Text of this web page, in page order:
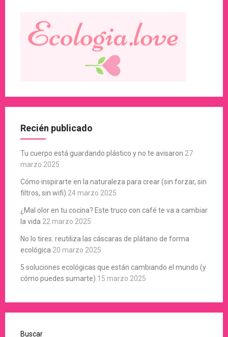
Recién publicado
Tu cuerpo está guardando plástico y no te avisaron 27
marzo 2025
Cómo inspirarte en la naturaleza para crear (sin forzar, sin
filtros, sin wifi) 24 marzo 2025
¿Mal olor en tu cocina? Este truco con café te va a cambiar
la vida 22 marzo 2025
No lo tires: reutiliza las cáscaras de plátano de forma
ecológica 20 marzo 2025
5 soluciones ecológicas que están cambiando el mundo (y
cómo puedes sumarte) 15 marzo 2025
Buscar